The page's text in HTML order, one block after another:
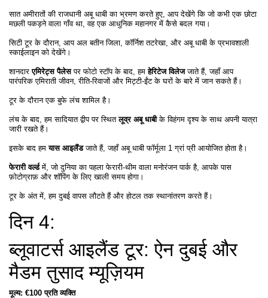
सात अमीरातों की राजधानी अबू धाबी का भ्रमण करते हुए, आप देखेंगे कि जो कभी एक छोटा
मछली पकड़ने वाला गाँव था, वह एक आधुनिक महानगर में कैसे बदल गया।
सिटी टूर के दौरान, आप अल बतीन जिला, कॉर्निश तटरेखा, और अबू धाबी के प्रभावशाली
स्काईलाइन को देखेंगे।
शानदारएमिरेट्स पैलेसपर फोटो स्टॉप के बाद, हमहेरिटेज विलेजजाते हैं, जहाँ आप
पारंपरिक एमिराती जीवन, रीति-रिवाजों और मिट्टी-ईंट के घरों के बारे में जान सकते हैं।
टूर के दौरान एक बुफे लंच शामिल है।
लंच के बाद, हम सादियात द्वीप पर स्थितलूव्र अबू धाबीके विहंगम दृश्य के साथ अपनी यात्रा
जारी रखते हैं।
इसके बाद हमयास आइलैंडजाते हैं, जहाँ अबू धाबी फॉर्मूला 1 ग्रां प्री आयोजित होता है।
फेरारी वर्ल्डमें, जो दुनिया का पहला फेरारी-थीम वाला मनोरंजन पार्क है, आपके पास
फ़ोटोग्राफ़ और शॉपिंग के लिए खाली समय होगा।
टूर के अंत में, हम दुबई वापस लौटते हैं और होटल तक स्थानांतरण करते हैं।
दिन 4:
ब्लूवाटर्स आइलैंड टूर: ऐन दुबई और
मैडम तुसाद म्यूज़ियम
मूल्य: €100 प्रति व्यक्ति